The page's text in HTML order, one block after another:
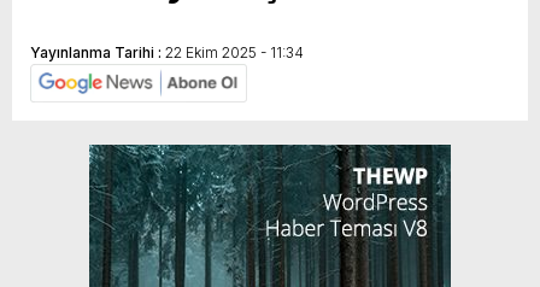
Yayınlanma Tarihi : 22 Ekim 2025 - 11:34